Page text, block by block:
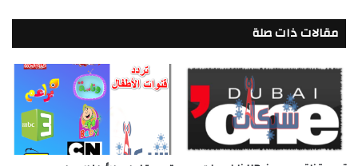
مقالات ذات صلة